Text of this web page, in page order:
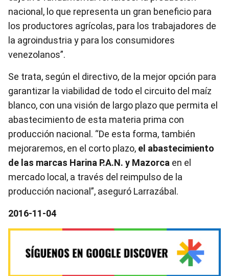
nacional, lo que representa un gran beneficio para
los productores agrícolas, para los trabajadores de
la agroindustria y para los consumidores
venezolanos”.
Se trata, según el directivo, de la mejor opción para
garantizar la viabilidad de todo el circuito del maíz
blanco, con una visión de largo plazo que permita el
abastecimiento de esta materia prima con
producción nacional. “De esta forma, también
mejoraremos, en el corto plazo, el abastecimiento
de las marcas Harina P.A.N. y Mazorca en el
mercado local, a través del reimpulso de la
producción nacional”, aseguró Larrazábal.
2016-11-04